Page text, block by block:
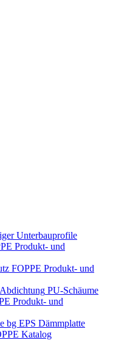
Unterbauprofile
Produkt- und
FOPPE Produkt- und
Abdichtung PU-Schäume
Produkt- und
bg EPS Dämmplatte
Katalog